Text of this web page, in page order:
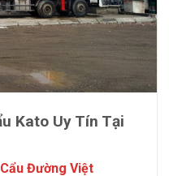
Kato Uy Tín Tại
Đường Việt